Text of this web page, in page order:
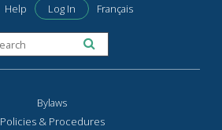
Help Log In Français
Bylaws
Policies & Procedures